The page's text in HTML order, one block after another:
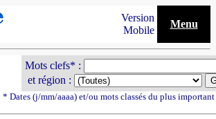
Version
Mobile
Menu
Mots clefs* :
et région :
* Dates (j/mm/aaaa) et/ou mots classés du plus